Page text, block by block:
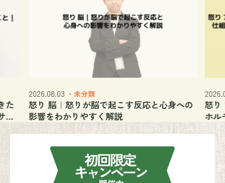
た
イ
2026.08.03 ・未分類
怒り 脳｜怒りが脳で起こす反応と心身への
影響をわかりやすく解説
怒り
ホル
す